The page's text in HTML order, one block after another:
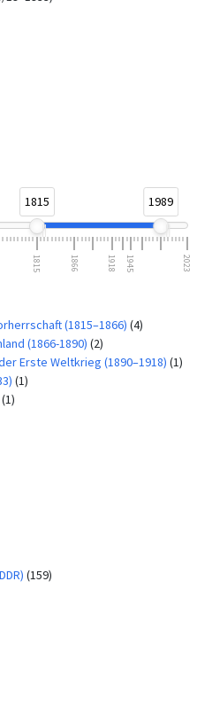
1815
1989
1815 1866 1918 1945 2023
(1815–1866) (4)
(1866-1890) (2)
Erste Weltkrieg (1890–1918) (1)
(1)
(1)
(159)